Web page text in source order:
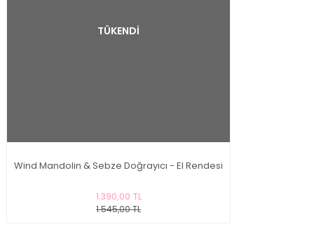
TÜKENDİ
Wind Mandolin & Sebze Doğrayıcı - El Rendesi
1.390,00 TL
1.545,00 TL